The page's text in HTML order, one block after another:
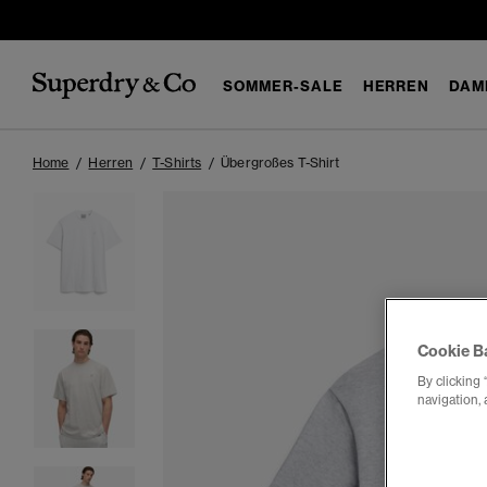
SOMMER-SALE HERREN
Home Herren T-Shirts Übergroßes T-Shirt
Cookie
By clicking
navigation,